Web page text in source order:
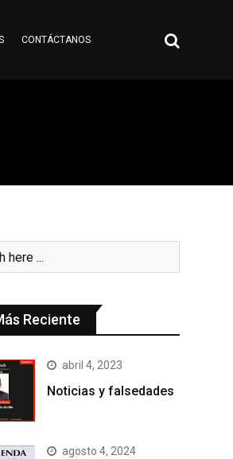
CONTÁCTANOS
Reciente
abril 4, 2023
Noticias y falsedades
agosto 4, 2024